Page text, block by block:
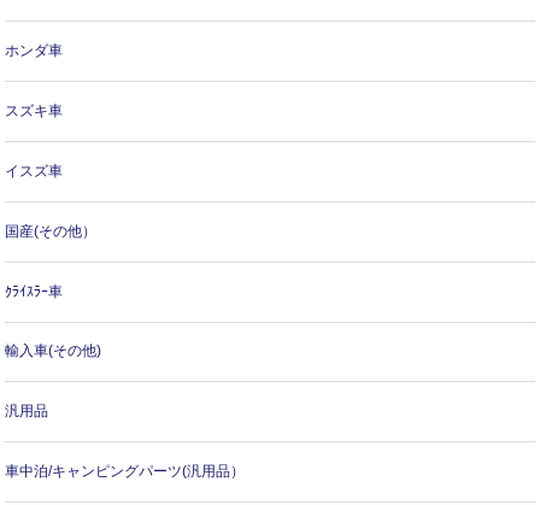
ホンダ車
スズキ車
イスズ車
国産(その他）
ｸﾗｲｽﾗｰ車
輸入車(その他)
汎用品
車中泊/キャンピングパーツ(汎用品）